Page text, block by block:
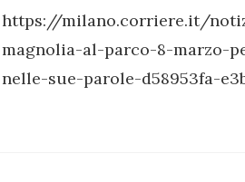
https://milano.corriere.it/
magnolia-al-parco-8-marzo-
nelle-sue-parole-d58953fa-